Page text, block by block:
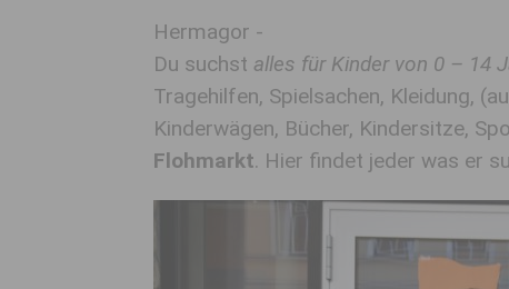
Hermagor -
Du suchst alles für Kinder von 0 – 14
Tragehilfen, Spielsachen, Kleidung,
Kinderwägen, Bücher, Kindersitze,
Flohmarkt. Hier findet jeder was er